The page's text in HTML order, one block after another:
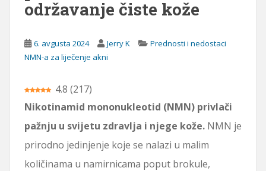
održavanje čiste kože
6. avgusta 2024 Jerry K
Prednosti i nedostaci
NMN-a za liječenje akni
4.8 (217)
Nikotinamid mononukleotid (NMN) privlači
pažnju u svijetu zdravlja i njege kože. NMN je
prirodno jedinjenje koje se nalazi u malim
količinama u namirnicama poput brokule,